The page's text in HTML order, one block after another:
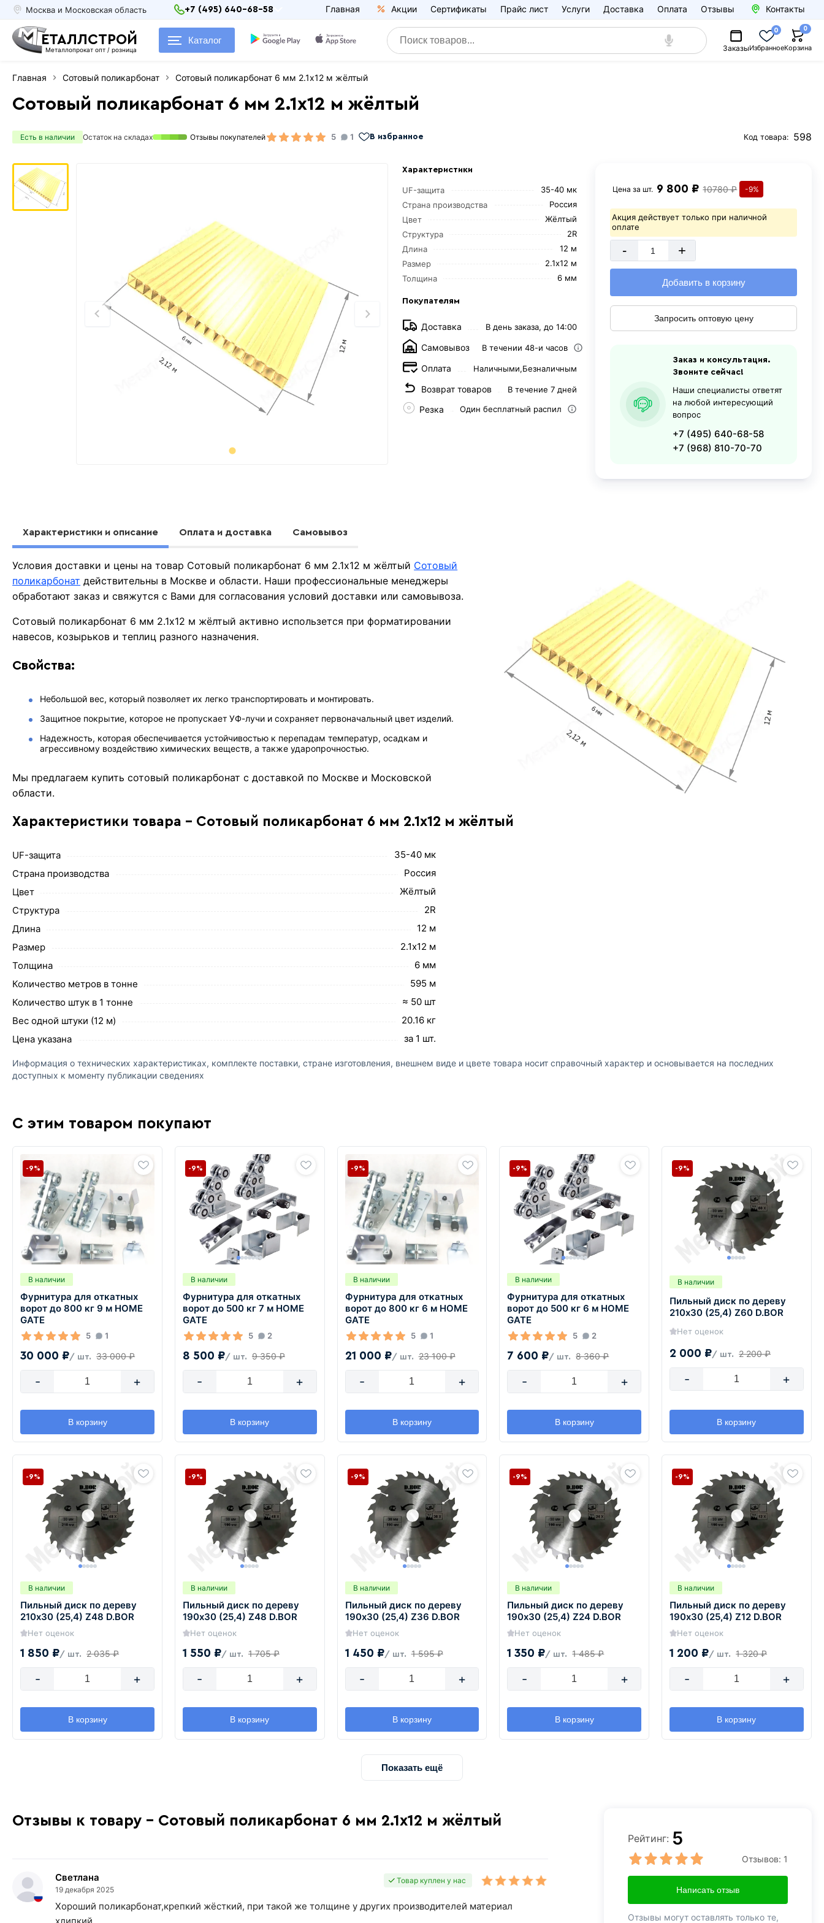
Москва и Московская область +7 (495) 640-68-58 Главная Акции Сертификаты Прайс лист Услуги Доставка Оплата Отзывы Контакты
ЕТАЛЛСТРОЙ
Металлопрокат опт / розница
Каталог
ЗаказыИзбранное
0
Корзина
0
Главная Сотовый поликарбонат Сотовый поликарбонат 6 мм 2.1х12 м жёлтый
Сотовый поликарбонат 6 мм 2.1х12 м жёлтый
Есть в наличии Остаток на складах Отзывы покупателей 5 1 В избранное Код товара: 598
Характеристики
UF-защита
35-40 мк
Страна производства
Россия
Цвет
Жёлтый
Структура
2R
Длина
12 м
Размер
2.1х12 м
Толщина
6 мм
Покупателям
Доставка В день заказа, до 14:00
Самовывоз В течении 48-и часов
Оплата Наличными,Безналичным
Возврат товаров В течение 7 дней
Резка Один бесплатный распил
Цена за шт. 9 800 ₽ 10780 ₽ -9%
Акция действует только при наличной
оплате
- +
Добавить в корзину
Запросить оптовую цену
Заказ и консультация.
Звоните сейчас!
Наши специалисты ответят
на любой интересующий
вопрос
+7 (495) 640-68-58
+7 (968) 810-70-70
Характеристики и описание Оплата и доставка Самовывоз
Условия доставки и цены на товар Сотовый поликарбонат 6 мм 2.1х12 м жёлтый Сотовый
поликарбонат действительны в Москве и области. Наши профессиональные менеджеры
обработают заказ и свяжутся с Вами для согласования условий доставки или самовывоза.
Сотовый поликарбонат 6 мм 2.1х12 м жёлтый активно использется при форматировании
навесов, козырьков и теплиц разного назначения.
Свойства:
Небольшой вес, который позволяет их легко транспортировать и монтировать.
Защитное покрытие, которое не пропускает УФ-лучи и сохраняет первоначальный цвет изделий.
Надежность, которая обеспечивается устойчивостью к перепадам температур, осадкам и
агрессивному воздействию химических веществ, а также ударопрочностью.
Мы предлагаем купить сотовый поликарбонат с доставкой по Москве и Московской
области.
Характеристики товара - Сотовый поликарбонат 6 мм 2.1х12 м жёлтый
UF-защита
35-40 мк
Страна производства
Россия
Цвет
Жёлтый
Структура
2R
Длина
12 м
Размер
2.1х12 м
Толщина
6 мм
Количество метров в тонне
595 м
Количество штук в 1 тонне
≈ 50 шт
Вес одной штуки (12 м)
20.16 кг
Цена указана
за 1 шт.
Информация о технических характеристиках, комплекте поставки, стране изготовления, внешнем виде и цвете товара носит справочный характер и основывается на последних
доступных к моменту публикации сведениях
С этим товаром покупают
В наличии
Фурнитура для откатных
ворот до 800 кг 9 м HOME
GATE
5 1
30 000 ₽/ шт. 33 000 ₽
-9%
- +
В корзину
В наличии
Фурнитура для откатных
ворот до 500 кг 7 м HOME
GATE
5 2
8 500 ₽/ шт. 9 350 ₽
-9%
- +
В корзину
В наличии
Фурнитура для откатных
ворот до 800 кг 6 м HOME
GATE
5 1
21 000 ₽/ шт. 23 100 ₽
-9%
- +
В корзину
В наличии
Фурнитура для откатных
ворот до 500 кг 6 м HOME
GATE
5 2
7 600 ₽/ шт. 8 360 ₽
-9%
- +
В корзину
В наличии
Пильный диск по дереву
210х30 (25,4) Z60 D.BOR
Нет оценок
2 000 ₽/ шт. 2 200 ₽
-9%
- +
В корзину
В наличии
Пильный диск по дереву
210х30 (25,4) Z48 D.BOR
Нет оценок
1 850 ₽/ шт. 2 035 ₽
-9%
- +
В корзину
В наличии
Пильный диск по дереву
190х30 (25,4) Z48 D.BOR
Нет оценок
1 550 ₽/ шт. 1 705 ₽
-9%
- +
В корзину
В наличии
Пильный диск по дереву
190х30 (25,4) Z36 D.BOR
Нет оценок
1 450 ₽/ шт. 1 595 ₽
-9%
- +
В корзину
В наличии
Пильный диск по дереву
190х30 (25,4) Z24 D.BOR
Нет оценок
1 350 ₽/ шт. 1 485 ₽
-9%
- +
В корзину
В наличии
Пильный диск по дереву
190х30 (25,4) Z12 D.BOR
Нет оценок
1 200 ₽/ шт. 1 320 ₽
-9%
- +
В корзину
Показать ещё
Отзывы к товару - Сотовый поликарбонат 6 мм 2.1х12 м жёлтый
Светлана
19 декабря 2025
Товар куплен у нас
Хороший поликарбонат,крепкий жёсткий, при такой же толщине у других производителей материал
Рейтинг: 5
Отзывов: 1
Написать отзыв
Отзывы могут оставлять только те,